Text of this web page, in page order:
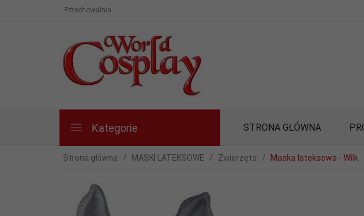
Przechowalnia
Kategorie STRONA GŁÓWNA
Strona główna MASKI LATEKSOWE Zwierzęta Maska lateksowa - Wilk